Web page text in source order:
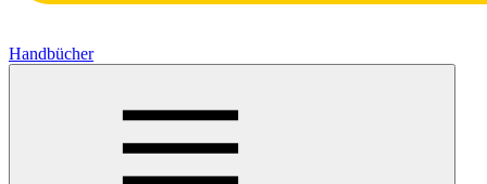
Handbücher